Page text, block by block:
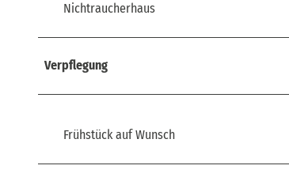
Nichtraucherhaus
Verpflegung
Frühstück auf Wunsch